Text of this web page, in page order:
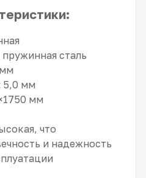
сталь
5,0 мм
мм
что
и надежность